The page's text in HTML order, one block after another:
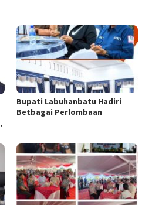
Bupati Labuhanbatu Hadiri
Betbagai Perlombaan